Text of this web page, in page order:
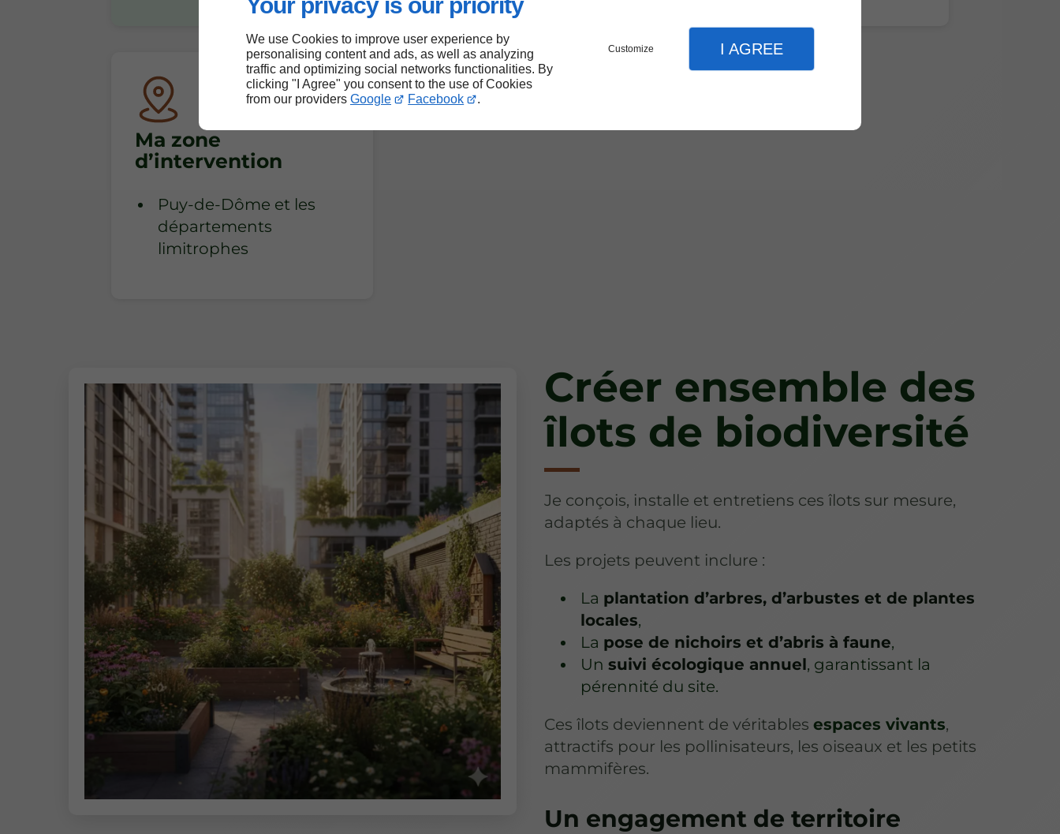
We use Cookies to improve user experience by
personalising content and ads, as well as analyzing
traffic and optimizing social networks functionalities. By
clicking "I Agree" you consent to the use of Cookies
from our providers Google Facebook .
Customize I AGREE
Ma zone
d’intervention
Puy-de-Dôme et les
départements
limitrophes
Créer ensemble des
îlots de biodiversité
Je conçois, installe et entretiens ces îlots sur mesure,
adaptés à chaque lieu.
Les projets peuvent inclure :
La plantation d’arbres, d’arbustes et de plantes
locales,
La pose de nichoirs et d’abris à faune,
Un suivi écologique annuel, garantissant la
pérennité du site.
Ces îlots deviennent de véritables espaces vivants,
attractifs pour les pollinisateurs, les oiseaux et les petits
mammifères.
Un engagement de territoire